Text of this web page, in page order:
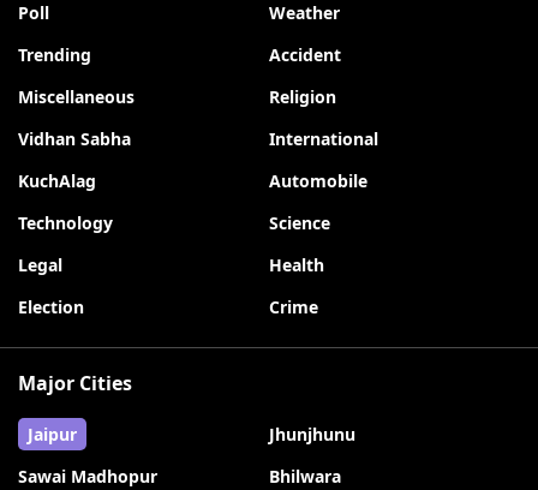
Poll
Weather
Trending
Accident
Miscellaneous
Religion
Vidhan Sabha
International
KuchAlag
Automobile
Technology
Science
Legal
Health
Election
Crime
Major Cities
Jaipur
Jhunjhunu
Sawai Madhopur
Bhilwara